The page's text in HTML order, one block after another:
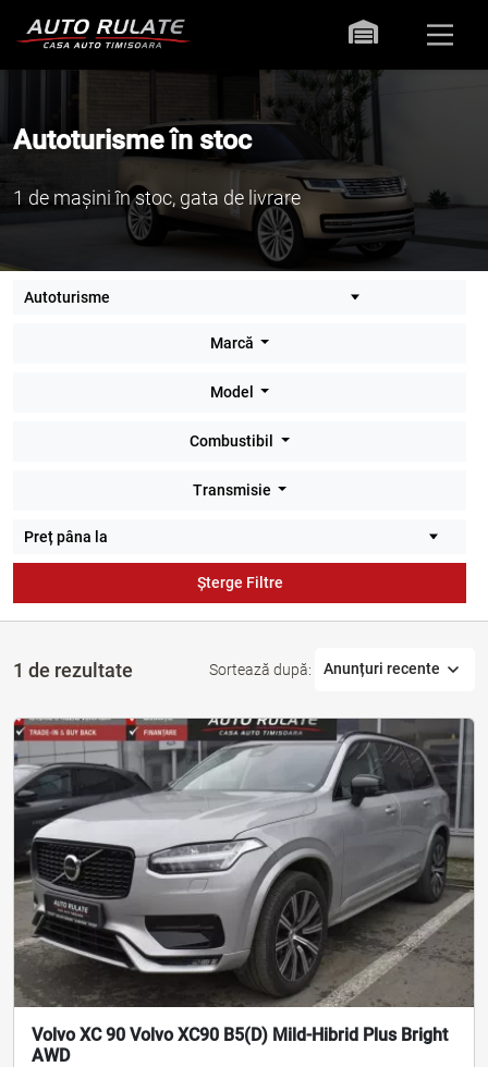
Autoturisme în stoc
1 de mașini în stoc, gata de livrare
Marcă
Model
Combustibil
Transmisie
Șterge Filtre
1 de rezultate Sortează după: Anunțuri recente
Volvo XC 90 Volvo XC90 B5(D) Mild-Hibrid Plus Bright
AWD